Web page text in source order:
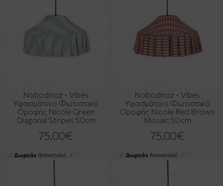
Nobodinoz - Vibes
Υφασμάτινο Φωτιστικό
Οροφής Nicole Green
Diagonal Stripes 50cm
75,00€
Nobodinoz - Vibes
Υφασμάτινο Φωτιστικό
Οροφής Nicole Red Brown
Mosaic 50cm
75,00€